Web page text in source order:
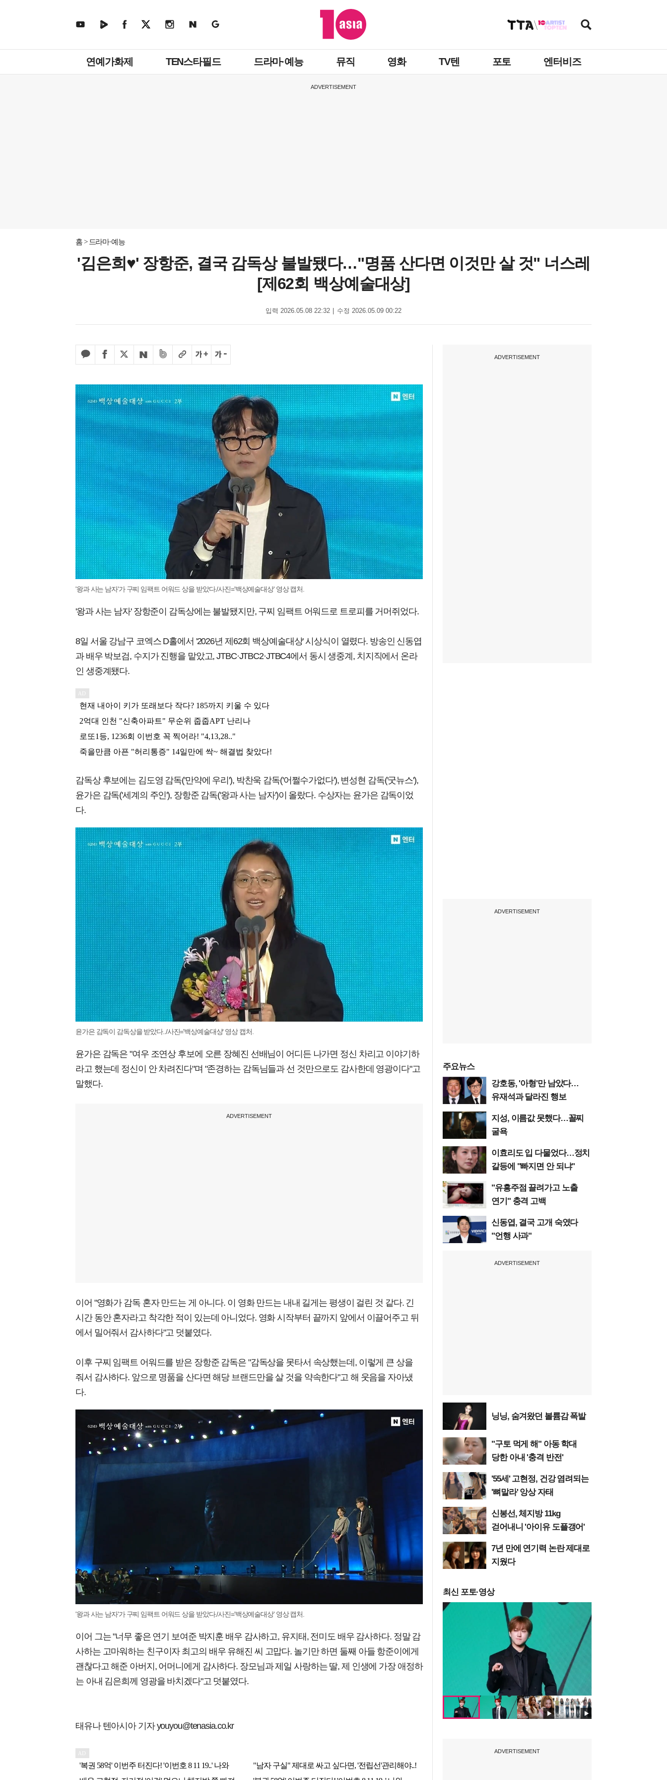
뉴
연예가화제 TEN스타필드 드라마·예능 뮤직 영화 TV텐 포토 엔터비즈
ADVERTISEMENT
홈 드라마·예능
'김은희♥' 장항준, 결국 감독상 불발됐다…"명품 산다면 이것만 살 것" 너스레
[제62회 백상예술대상]
입력 2026.05.08 22:32 수정 2026.05.09 00:22
'왕과 사는 남자'가 구찌 임팩트 어워드 상을 받았다./사진='백상예술대상' 영상 캡처.
'왕과 사는 남자' 장항준이 감독상에는 불발됐지만, 구찌 임팩트 어워드로 트로피를 거머쥐었다.
8일 서울 강남구 코엑스 D홀에서 '2026년 제62회 백상예술대상' 시상식이 열렸다. 방송인 신동엽
과 배우 박보검, 수지가 진행을 맡았고, JTBC·JTBC2·JTBC4에서 동시 생중계, 치지직에서 온라
인 생중계됐다.
감독상 후보에는 김도영 감독('만약에 우리'), 박찬욱 감독('어쩔수가없다'), 변성현 감독('굿뉴스'),
윤가은 감독('세계의 주인'), 장항준 감독('왕과 사는 남자')이 올랐다. 수상자는 윤가은 감독이었
다.
윤가은 감독이 감독상을 받았다../사진='백상예술대상' 영상 캡처.
윤가은 감독은 "여우 조연상 후보에 오른 장혜진 선배님이 어디든 나가면 정신 차리고 이야기하
라고 했는데 정신이 안 차려진다"며 "존경하는 감독님들과 선 것만으로도 감사한데 영광이다"고
말했다.
ADVERTISEMENT
이어 "영화가 감독 혼자 만드는 게 아니다. 이 영화 만드는 내내 길게는 평생이 걸린 것 같다. 긴
시간 동안 혼자라고 착각한 적이 있는데 아니었다. 영화 시작부터 끝까지 앞에서 이끌어주고 뒤
에서 밀어줘서 감사하다"고 덧붙였다.
이후 구찌 임팩트 어워드를 받은 장항준 감독은 "감독상을 못타서 속상했는데, 이렇게 큰 상을
줘서 감사하다. 앞으로 명품을 산다면 해당 브랜드만을 살 것을 약속한다"고 해 웃음을 자아냈
다.
'왕과 사는 남자'가 구찌 임팩트 어워드 상을 받았다./사진='백상예술대상' 영상 캡처.
이어 그는 "너무 좋은 연기 보여준 박지훈 배우 감사하고, 유지태, 전미도 배우 감사하다. 정말 감
사하는 고마워하는 친구이자 최고의 배우 유해진 씨 고맙다. 놀기만 하면 둘째 아들 항준이에게
괜찮다고 해준 아버지, 어머니에게 감사하다. 장모님과 제일 사랑하는 딸, 제 인생에 가장 애정하
는 아내 김은희께 영광을 바치겠다"고 덧붙였다.
태유나 텐아시아 기자 youyou@tenasia.co.kr
ADVERTISEMENT
ADVERTISEMENT
주요뉴스
강호동, '아형'만 남았다…
유재석과 달라진 행보
지성, 이름값 못했다…꼴찌
굴욕
이효리도 입 다물었다…정치
갈등에 "빠지면 안 되냐"
"유흥주점 끌려가고 노출
연기" 충격 고백
신동엽, 결국 고개 숙였다
"언행 사과"
ADVERTISEMENT
닝닝, 숨겨왔던 볼륨감 폭발
"구토 먹게 해" 아동 학대
당한 아내 '충격 반전'
'55세' 고현정, 건강 염려되는
'뼈말라' 앙상 자태
신봉선, 체지방 11kg
걷어내니 '아이유 도플갱어'
7년 만에 연기력 논란 제대로
지웠다
최신 포토·영상
ADVERTISEMENT